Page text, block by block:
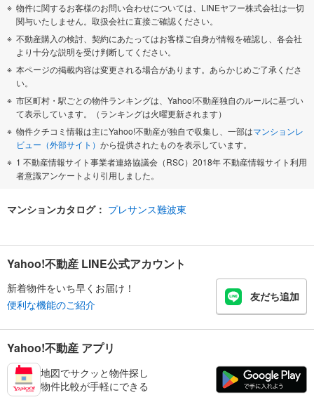
物件に関するお客様のお問い合わせについては、LINEヤフー株式会社は一切
関与いたしません。取扱会社に直接ご確認ください。
不動産購入の検討、契約にあたってはお客様ご自身が情報を確認し、各会社
より十分な説明を受け判断してください。
本ページの掲載内容は変更される場合があります。あらかじめご了承くださ
い。
市区町村・駅ごとの物件ランキングは、Yahoo!不動産独自のルールに基づい
て表示しています。（ランキングは火曜更新されます）
物件クチコミ情報は主にYahoo!不動産が独自で収集し、一部はマンションレ
ビュー（外部サイト） から提供されたものを表示しています。
1 不動産情報サイト事業者連絡協議会（RSC）2018年 不動産情報サイト利用
者意識アンケートより引用しました。
マンションカタログ： プレサンス難波東
Yahoo!不動産 LINE公式アカウント
新着物件をいち早くお届け！
便利な機能のご紹介
友だち追加
Yahoo!不動産 アプリ
地図でサクッと物件探し
物件比較が手軽にできる